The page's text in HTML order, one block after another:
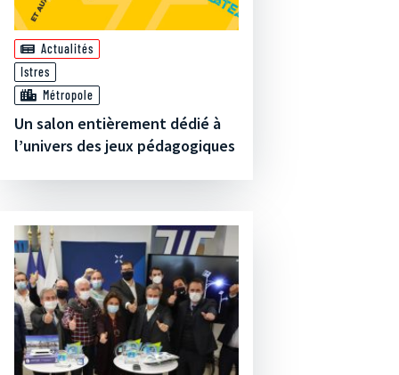
Actualités
Istres
Métropole
Un salon entièrement dédié à
l’univers des jeux pédagogiques